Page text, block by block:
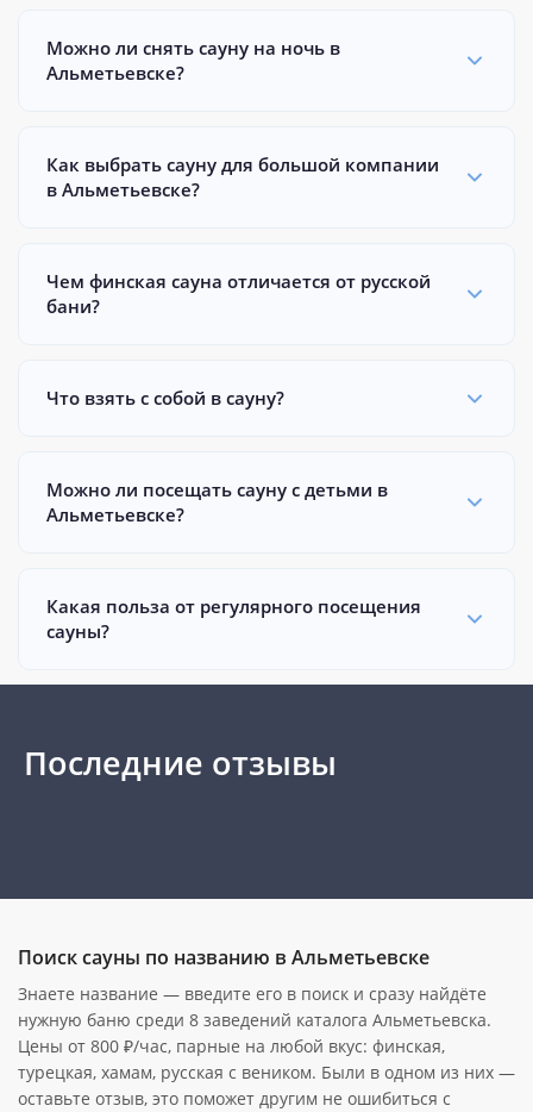
Можно ли снять сауну на ночь в
Альметьевске?
Как выбрать сауну для большой компании
в Альметьевске?
Чем финская сауна отличается от русской
бани?
Что взять с собой в сауну?
Можно ли посещать сауну с детьми в
Альметьевске?
Какая польза от регулярного посещения
сауны?
Последние отзывы
Поиск сауны по названию в Альметьевске
Знаете название — введите его в поиск и сразу найдёте
нужную баню среди 8 заведений каталога Альметьевска.
Цены от 800 ₽/час, парные на любой вкус: финская,
турецкая, хамам, русская с веником. Были в одном из них —
оставьте отзыв, это поможет другим не ошибиться с